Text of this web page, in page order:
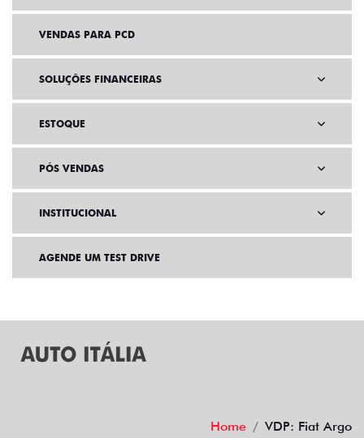
VENDAS DIRETAS
VENDAS PARA PCD
SOLUÇÕES FINANCEIRAS
ESTOQUE
PÓS VENDAS
INSTITUCIONAL